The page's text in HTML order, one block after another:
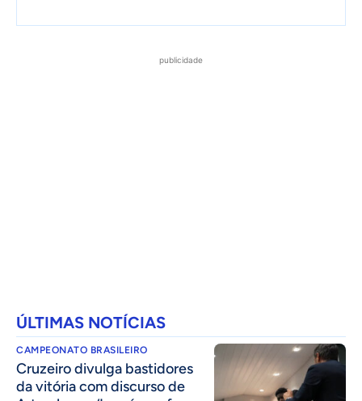
publicidade
ÚLTIMAS NOTÍCIAS
CAMPEONATO BRASILEIRO
Cruzeiro divulga bastidores
da vitória com discurso de